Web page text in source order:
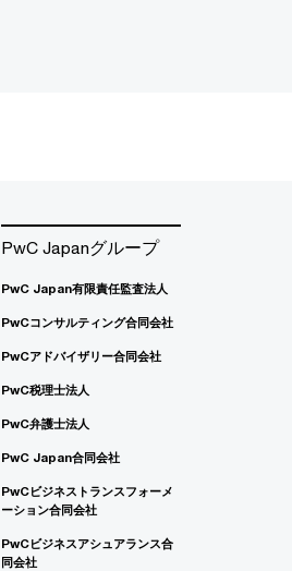
PwC Japanグループ
PwC Japan有限責任監査法人
PwCコンサルティング合同会社
PwCアドバイザリー合同会社
PwC税理士法人
PwC弁護士法人
PwC Japan合同会社
PwCビジネストランスフォーメ
ーション合同会社
PwCビジネスアシュアランス合
同会社